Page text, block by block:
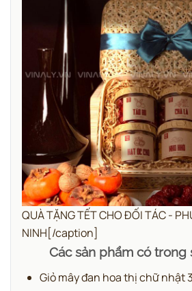
QUÀ TẶNG TẾT CHO ĐỐI TÁC -
NINH[/caption]
Các sản phẩm có trong
Giỏ mây đan hoa thị chữ nhật